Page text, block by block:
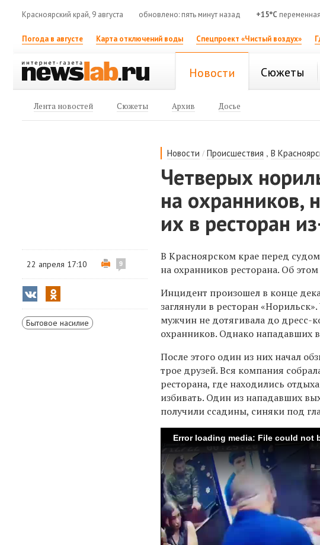
Красноярский край, 9 августа обновлено: пять минут назад +15°C
Погода в августе Карта отключений воды Спецпроект «Чистый воздух»
Новости Сюжеты
Лента новостей Сюжеты Архив Досье
Новости /Происшествия ,В
Четверых
на охранников,
их в ресторан
22 апреля 17:10 9
Бытовое насилие
ВКрасноярском крае перед
на охранников ресторана. Об
Инцидент произошел в конце
заглянули в ресторан «Норильск».
мужчин не дотягивала до дресс-
охранников. Однако нападавших
После этого один из них начал
трое друзей. Вся компания
ресторана, где находились
избивать. Один из нападавших
получили ссадины, синяки под
Error loading media: File could not